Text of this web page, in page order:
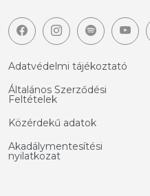
Adatvédelmi tájékoztató
Általános Szerződési
Feltételek
Közérdekű adatok
Akadálymentesítési
nyilatkozat